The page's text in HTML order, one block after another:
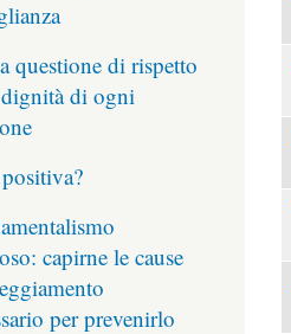
questione di rispetto
di ogni
capirne le cause
per prevenirlo